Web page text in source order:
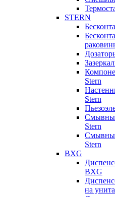
STERN
Stern
Stern
Stern
Stern
BXG
BXG
на